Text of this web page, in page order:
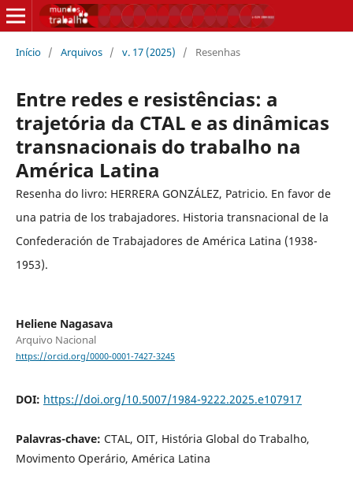
Início / Arquivos / v. 17 (2025) / Resenhas
Entre redes e resistências: a
trajetória da CTAL e as dinâmicas
transnacionais do trabalho na
América Latina
Resenha do livro: HERRERA GONZÁLEZ, Patricio. En favor de
una patria de los trabajadores. Historia transnacional de la
Confederación de Trabajadores de América Latina (1938-
1953).
Heliene Nagasava
Arquivo Nacional
https://orcid.org/0000-0001-7427-3245
DOI: https://doi.org/10.5007/1984-9222.2025.e107917
Palavras-chave: CTAL, OIT, História Global do Trabalho,
Movimento Operário, América Latina